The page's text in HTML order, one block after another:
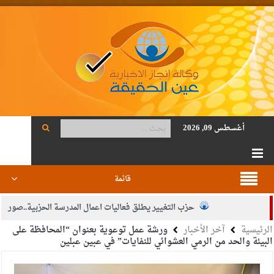
أغسطس 09, 2026
قائمة
حزب التغيير يطلق فعاليات اعمال المدرسة الحزبية..صور
الجيش يفتح باب التجنيد لحملة البكالوريوس في الحقوق والقانون
بيان اجتماع عمّان:دعم الوصاية الهاشمية التاريخية على المقدسات
الرئيسية آخر الأخبار ورشة عمل توعوية بعنوان “المحافظة على
البيئة والحد من الرمي العشوائي للنفايات” في عبين عبلين